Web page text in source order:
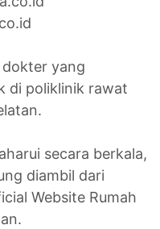
yang
di poliklinik rawat
secara berkala,
diambil dari
Website Rumah